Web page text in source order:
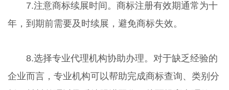
7.注意商标续展时间。商标注册有效期通常为十
年，到期前需要及时续展，避免商标失效。
8.选择专业代理机构协助办理。对于缺乏经验的
企业而言，专业机构可以帮助完成商标查询、类别分